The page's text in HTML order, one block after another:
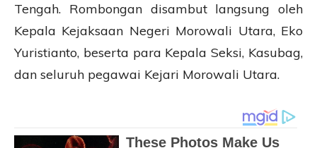
Tengah. Rombongan disambut langsung oleh
Kepala Kejaksaan Negeri Morowali Utara, Eko
Yuristianto, beserta para Kepala Seksi, Kasubag,
dan seluruh pegawai Kejari Morowali Utara.